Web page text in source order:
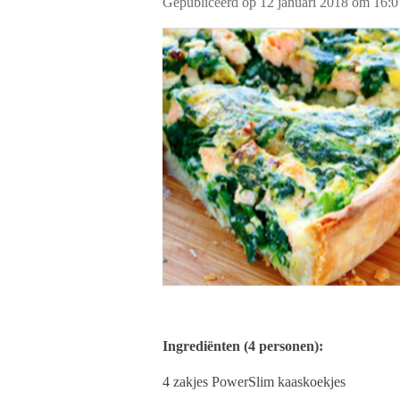
Ingrediënten (4 personen):
4 zakjes PowerSlim kaaskoekjes